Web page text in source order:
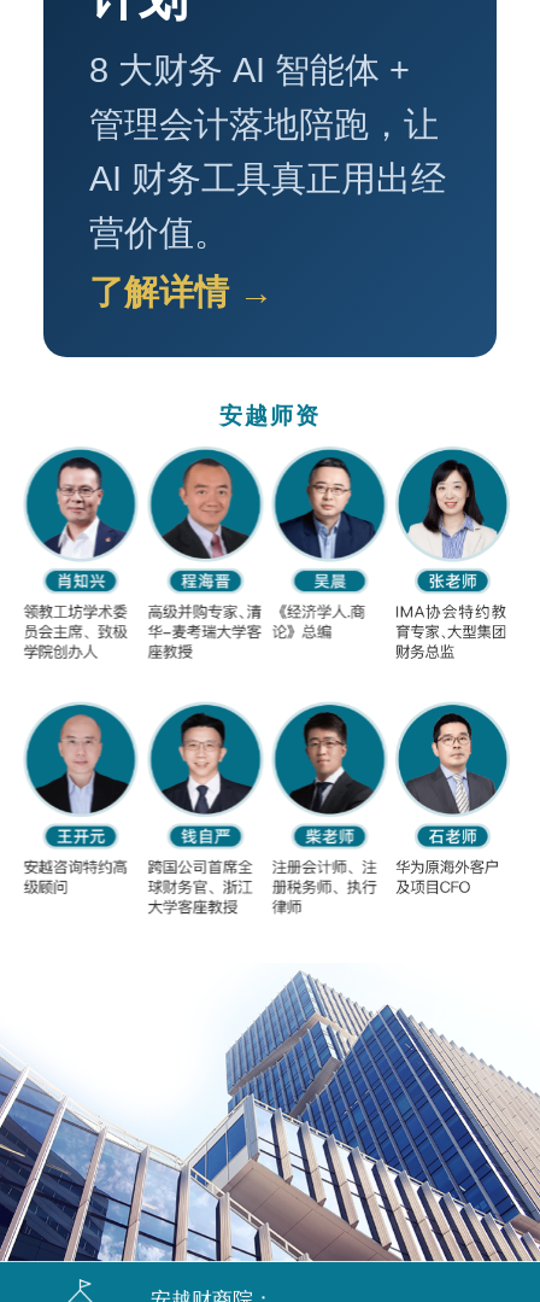
8 大财务 AI 智能体 +
管理会计落地陪跑，让
AI 财务工具真正用出经
营价值。
了解详情 →
安越师资